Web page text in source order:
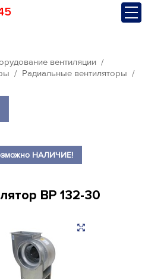
вентиляции
Радиальные вентиляторы
НАЛИЧИЕ!
ВР 132-30